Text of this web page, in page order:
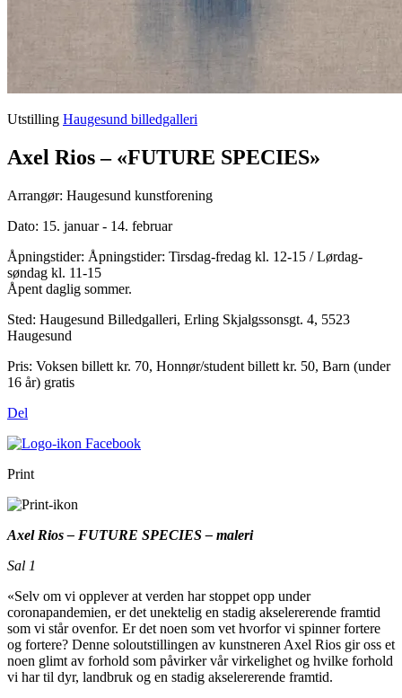
Utstilling Haugesund billedgalleri
Axel Rios – «FUTURE SPECIES»
Arrangør: Haugesund kunstforening
Dato: 15. januar - 14. februar
Åpningstider: Åpningstider: Tirsdag-fredag kl. 12-15 / Lørdag-
søndag kl. 11-15
Åpent daglig sommer.
Sted: Haugesund Billedgalleri, Erling Skjalgssonsgt. 4, 5523
Haugesund
Pris: Voksen billett kr. 70, Honnør/student billett kr. 50, Barn (under
16 år) gratis
Del
Print
Axel Rios – FUTURE SPECIES – maleri
Sal 1
«Selv om vi opplever at verden har stoppet opp under
coronapandemien, er det unektelig en stadig akselererende framtid
som vi står ovenfor. Er det noen som vet hvorfor vi spinner fortere
og fortere? Denne soloutstillingen av kunstneren Axel Rios gir oss et
noen glimt av forhold som påvirker vår virkelighet og hvilke forhold
vi har til dyr, landbruk og en stadig akselererende framtid.